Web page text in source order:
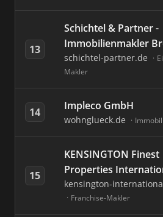
13
Schichtel & Partner -
Immobilienmakler
schichtel-partner.de
Makler
14 Impleco GmbH
wohnglueck.de
15
KENSINGTON Finest
Properties
kensington-
Franchise-Makler